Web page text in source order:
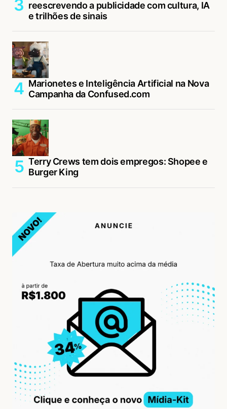
reescrevendo a publicidade com cultura, IA
e trilhões de sinais
Marionetes e Inteligência Artificial na Nova
Campanha da Confused.com
Terry Crews tem dois empregos: Shopee e
Burger King